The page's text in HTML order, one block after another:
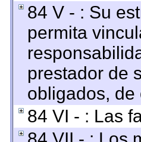
84 V - : Su
permita
prestador de
obligados,
84 VI - : Las